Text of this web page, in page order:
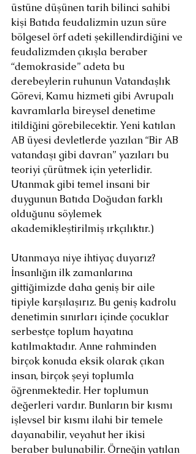
üstüne düşünen tarih bilinci sahibi
kişi Batıda feudalizmin uzun süre
bölgesel örf adeti şekillendirdiğini ve
feudalizmden çıkışla beraber
“demokraside” adeta bu
derebeylerin ruhunun Vatandaşlık
Görevi, Kamu hizmeti gibi Avrupalı
kavramlarla bireysel denetime
itildiğini görebilecektir. Yeni katılan
AB üyesi devletlerde yazılan “Bir AB
vatandaşı gibi davran” yazıları bu
teoriyi çürütmek için yeterlidir.
Utanmak gibi temel insani bir
duygunun Batıda Doğudan farklı
olduğunu söylemek
akademikleştirilmiş ırkçılıktır.)
Utanmaya niye ihtiyaç duyarız?
İnsanlığın ilk zamanlarına
gittiğimizde daha geniş bir aile
tipiyle karşılaşırız. Bu geniş kadrolu
denetimin sınırları içinde çocuklar
serbestçe toplum hayatına
katılmaktadır. Anne rahminden
birçok konuda eksik olarak çıkan
insan, birçok şeyi toplumla
öğrenmektedir. Her toplumun
değerleri vardır. Bunların bir kısmı
işlevsel bir kısmı ilahi bir temele
dayanabilir, veyahut her ikisi
beraber bulunabilir. Örneğin yatılan